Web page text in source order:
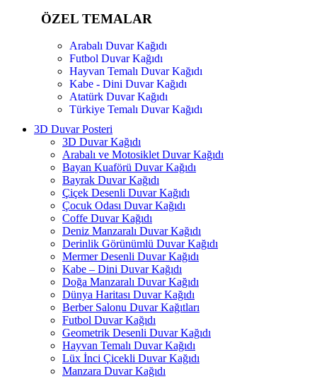
ÖZEL TEMALAR
Arabalı Duvar Kağıdı
Futbol Duvar Kağıdı
Hayvan Temalı Duvar Kağıdı
Kabe - Dini Duvar Kağıdı
Atatürk Duvar Kağıdı
Türkiye Temalı Duvar Kağıdı
3D Duvar Posteri
3D Duvar Kağıdı
Arabalı ve Motosiklet Duvar Kağıdı
Bayan Kuaförü Duvar Kağıdı
Bayrak Duvar Kağıdı
Çiçek Desenli Duvar Kağıdı
Çocuk Odası Duvar Kağıdı
Coffe Duvar Kağıdı
Deniz Manzaralı Duvar Kağıdı
Derinlik Görünümlü Duvar Kağıdı
Mermer Desenli Duvar Kağıdı
Kabe – Dini Duvar Kağıdı
Doğa Manzaralı Duvar Kağıdı
Dünya Haritası Duvar Kağıdı
Berber Salonu Duvar Kağıtları
Futbol Duvar Kağıdı
Geometrik Desenli Duvar Kağıdı
Hayvan Temalı Duvar Kağıdı
Lüx İnci Çicekli Duvar Kağıdı
Manzara Duvar Kağıdı